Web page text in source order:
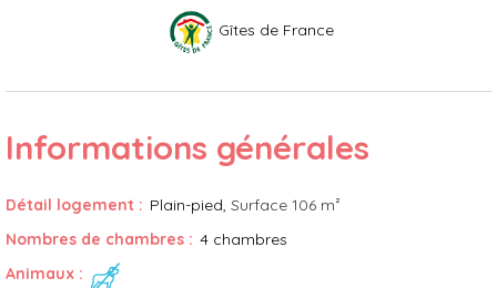
Gîtes de France
Informations générales
Détail logement : Plain-pied Surface 106 m²
Nombres de chambres : 4 chambres
Animaux :